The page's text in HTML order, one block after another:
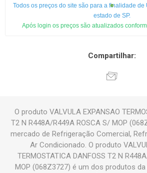
Todos os preços do site são para a finalidade de
estado de SP.
Após login os preços são atualizados
Compartilhar:
O produto VALVULA EXPANSAO
T2 N R448A/R449A ROSCA S/ MOP
mercado de Refrigeração Comercial,
Ar Condicionado. O produto
TERMOSTATICA DANFOSS T2 N
MOP (068Z3727) é um dos produtos da